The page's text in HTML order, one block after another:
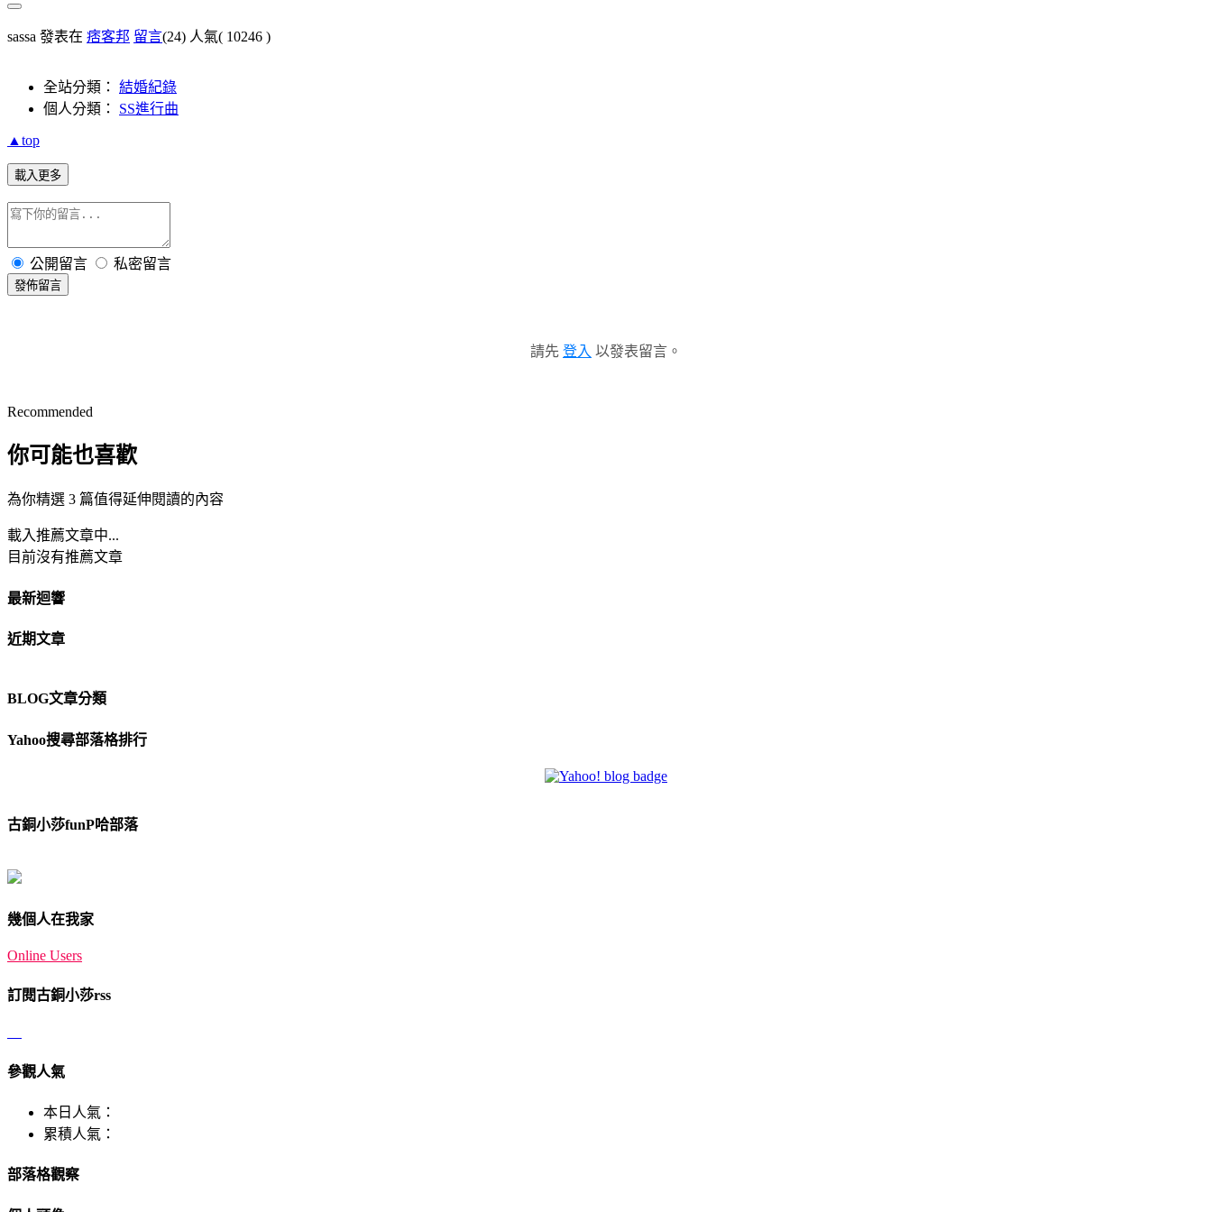
sassa 發表在 痞客邦 留言(24) 人氣( 10246 )
全站分類： 結婚紀錄
個人分類： SS進行曲
▲top
載入更多
公開留言 私密留言
發佈留言
請先 登入 以發表留言。
Recommended
你可能也喜歡
為你精選 3 篇值得延伸閱讀的內容
載入推薦文章中...
目前沒有推薦文章
最新迴響
近期文章
BLOG文章分類
Yahoo搜尋部落格排行
古銅小莎funP哈部落
幾個人在我家
Online Users
訂閱古銅小莎rss
參觀人氣
本日人氣：
累積人氣：
部落格觀察